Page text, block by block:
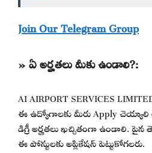
Join Our Telegram Group
» ఏ అర్హతలు మీకు ఉండాలి?:
AI AIRPORT SERVICES
ఈ ఉద్యోగాలకు మీరు Apply చెయ్యాలి
డిగ్రీ అర్హతలు ఖచ్చితంగా ఉండాలి. పైన
ఈ పోస్టులకు అప్లికేషన్ పెట్టుకోగలరు.